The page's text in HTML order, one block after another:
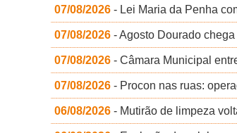
07/08/2026 - Lei Maria da Penha
07/08/2026 - Agosto Dourado
07/08/2026 - Câmara Municipal
07/08/2026 - Procon nas ruas:
06/08/2026 - Mutirão de limpeza